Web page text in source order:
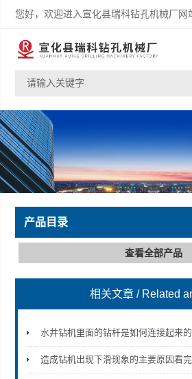
您好，欢迎进入宣化县瑞科钻孔机械厂网
宣化县瑞科钻孔机械厂
产品目录
查看全部产品
相关文章 / Related
水井钻机里面的钻杆是如何连接起来的
造成钻机出现下滑现象的主要原因看